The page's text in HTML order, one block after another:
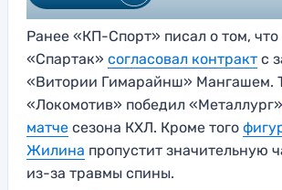
Ранее «КП-Спорт» писал о том, что
«Спартак» согласовал контракт с
«Витории Гимарайнш» Мангашем.
«Локомотив» победил «Металлург»
матче сезона КХЛ. Кроме того
Жилина пропустит значительную
из-за травмы спины.